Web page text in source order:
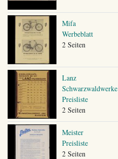
Mifa
Werbeblatt
2 Seiten
Lanz
Schwarzwaldwerke
Preisliste
2 Seiten
Meister
Preisliste
2 Seiten